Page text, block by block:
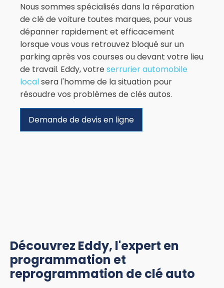
Nous sommes spécialisés dans la réparation
de clé de voiture toutes marques, pour vous
dépanner rapidement et efficacement
lorsque vous vous retrouvez bloqué sur un
parking après vos courses ou devant votre lieu
de travail. Eddy, votre serrurier automobile
localsera l'homme de la situation pour
résoudre vos problèmes de clés autos.
Demande de devis en ligne
Découvrez Eddy, l'expert en
programmation et
reprogrammation de clé auto